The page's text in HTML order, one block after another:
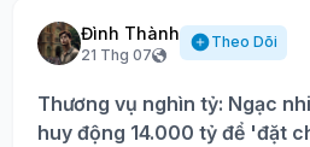
Đình Thành
21 Thg 07
Theo Dõi
Thương vụ nghìn tỷ: Ngạc
huy động 14.000 tỷ để 'đặt